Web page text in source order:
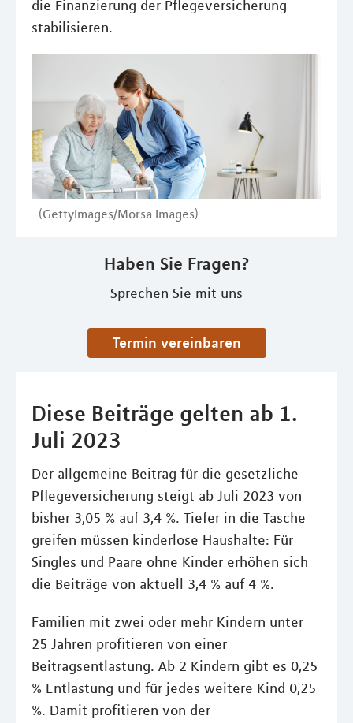
die Finanzierung der Pflegeversicherung
stabilisieren.
(GettyImages/Morsa Images)
Haben Sie Fragen?
Sprechen Sie mit uns
Termin vereinbaren
Diese Beiträge gelten ab 1.
Juli 2023
Der allgemeine Beitrag für die gesetzliche
Pflegeversicherung steigt ab Juli 2023 von
bisher 3,05 % auf 3,4 %. Tiefer in die Tasche
greifen müssen kinderlose Haushalte: Für
Singles und Paare ohne Kinder erhöhen sich
die Beiträge von aktuell 3,4 % auf 4 %.
Familien mit zwei oder mehr Kindern unter
25 Jahren profitieren von einer
Beitragsentlastung. Ab 2 Kindern gibt es 0,25
% Entlastung und für jedes weitere Kind 0,25
%. Damit profitieren von der